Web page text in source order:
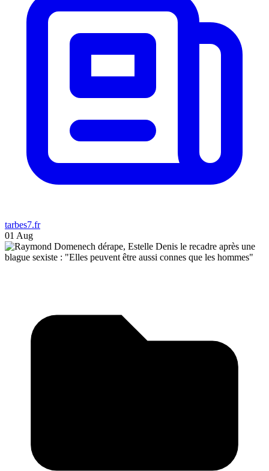
tarbes7.fr
01 Aug